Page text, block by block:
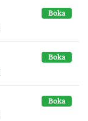
Boka
Boka
Boka